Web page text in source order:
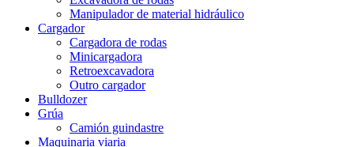
Manipulador de material hidráulico
Cargador
Cargadora de rodas
Minicargadora
Retroexcavadora
Outro cargador
Bulldozer
Grúa
Camión guindastre
Maquinaria viaria